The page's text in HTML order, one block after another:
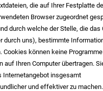
die auf Ihrer Festplatte
Browser zugeordnet
durch welche der Stelle, die das
durch uns), bestimmte
Cookies können keine
auf Ihren Computer übertragen.
Internetangebot insgesamt
und effektiver zu machen.